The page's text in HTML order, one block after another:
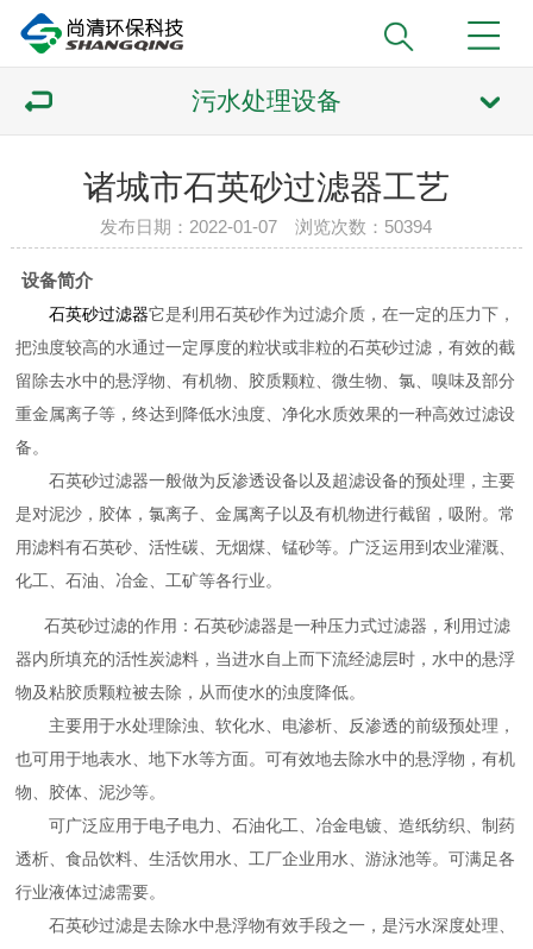
污水处理设备
诸城市石英砂过滤器工艺
发布日期：2022-01-07 浏览次数： 50394
设备简介
石英砂过滤器它是利用石英砂作为过滤介质，在一定的压力下，
把浊度较高的水通过一定厚度的粒状或非粒的石英砂过滤，有效的截
留除去水中的悬浮物、有机物、胶质颗粒、微生物、氯、嗅味及部分
重金属离子等，终达到降低水浊度、净化水质效果的一种高效过滤设
备。
石英砂过滤器一般做为反渗透设备以及超滤设备的预处理，主要
是对泥沙，胶体，氯离子、金属离子以及有机物进行截留，吸附。常
用滤料有石英砂、活性碳、无烟煤、锰砂等。广泛运用到农业灌溉、
化工、石油、冶金、工矿等各行业。
石英砂过滤的作用：石英砂滤器是一种压力式过滤器，利用过滤
器内所填充的活性炭滤料，当进水自上而下流经滤层时，水中的悬浮
物及粘胶质颗粒被去除，从而使水的浊度降低。
主要用于水处理除浊、软化水、电渗析、反渗透的前级预处理，
也可用于地表水、地下水等方面。可有效地去除水中的悬浮物，有机
物、胶体、泥沙等。
可广泛应用于电子电力、石油化工、冶金电镀、造纸纺织、制药
透析、食品饮料、生活饮用水、工厂企业用水、游泳池等。可满足各
行业液体过滤需要。
石英砂过滤是去除水中悬浮物有效手段之一，是污水深度处理、